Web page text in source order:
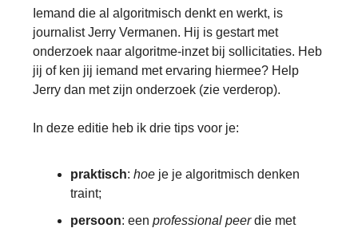
Iemand die al algoritmisch denkt en werkt, is
journalist Jerry Vermanen. Hij is gestart met
onderzoek naar algoritme-inzet bij sollicitaties. Heb
jij of ken jij iemand met ervaring hiermee? Help
Jerry dan met zijn onderzoek (zie verderop).
In deze editie heb ik drie tips voor je:
praktisch: hoe je je algoritmisch denken
traint;
persoon: een professional peerdie met